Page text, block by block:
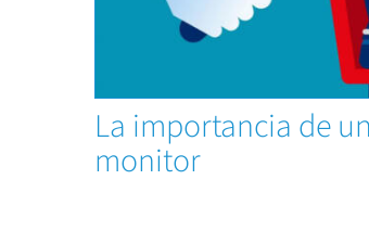
La importancia de
monitor